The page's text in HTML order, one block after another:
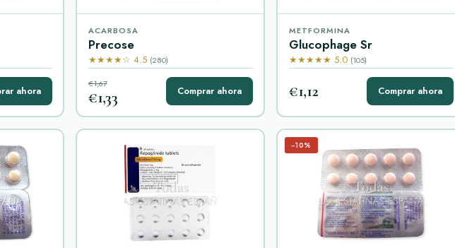
ahora
ACARBOSA
Precose
★★★★☆ 4.5 (280)
€1,67
€1,33 Comprar ahora
METFORMINA
Glucophage Sr
★★★★★ 5.0 (105)
€1,12 Comprar ahora
−10%